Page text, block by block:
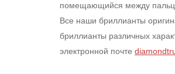
помещающийся между
Все наши бриллианты
бриллианты различных
электронной почте